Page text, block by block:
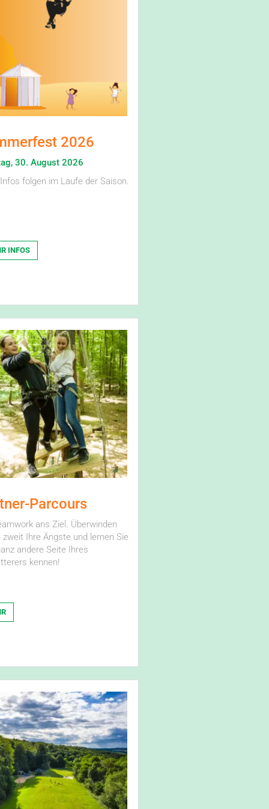
2026
30. August 2026
folgen im Laufe der Saison.
INFOS
Parcours
ans Ziel. Überwinden
zweit Ihre Ängste und lernen Sie
andere Seite Ihres
kennen!